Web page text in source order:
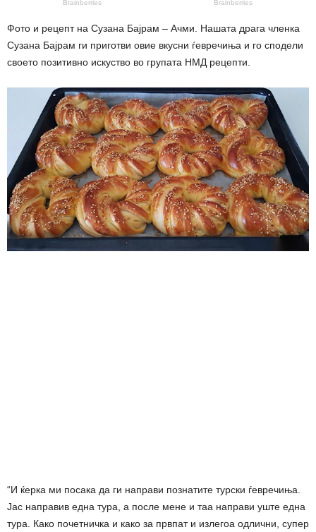
Фото и рецепт на Сузана Бајрам – Ачми. Нашата драга членка
Сузана Бајрам ги приготви овие вкусни ѓевречиња и го сподели
своето позитивно искуство во групата НМД рецепти.
“И ќерка ми посака да ги направи познатите турски ѓевречиња.
Јас направив една тура, а после мене и таа направи уште една
тура. Како почетничка и како за првпат и излегоа одлични, супер